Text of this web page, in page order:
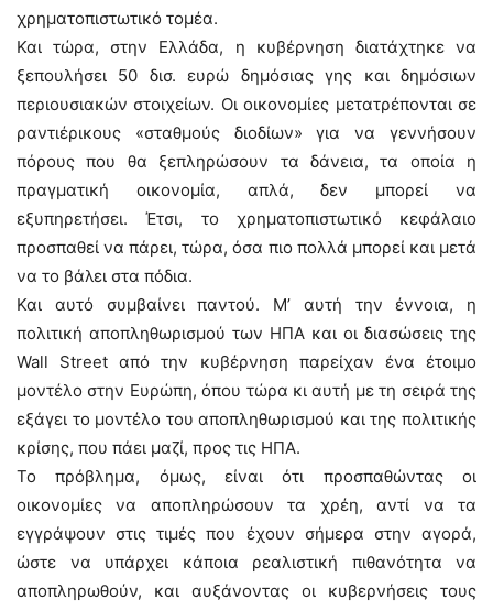
χρηματοπιστωτικό τομέα.
Και τώρα, στην Ελλάδα, η κυβέρνηση διατάχτηκε να
ξεπουλήσει 50 δισ. ευρώ δημόσιας γης και δημόσιων
περιουσιακών στοιχείων. Οι οικονομίες μετατρέπονται σε
ραντιέρικους «σταθμούς διοδίων» για να γεννήσουν
πόρους που θα ξεπληρώσουν τα δάνεια, τα οποία η
πραγματική οικονομία, απλά, δεν μπορεί να
εξυπηρετήσει. Έτσι, το χρηματοπιστωτικό κεφάλαιο
προσπαθεί να πάρει, τώρα, όσα πιο πολλά μπορεί και μετά
να το βάλει στα πόδια.
Και αυτό συμβαίνει παντού. Μ’ αυτή την έννοια, η
πολιτική αποπληθωρισμού των ΗΠΑ και οι διασώσεις της
Wall Street από την κυβέρνηση παρείχαν ένα έτοιμο
μοντέλο στην Ευρώπη, όπου τώρα κι αυτή με τη σειρά της
εξάγει το μοντέλο του αποπληθωρισμού και της πολιτικής
κρίσης, που πάει μαζί, προς τις ΗΠΑ.
Το πρόβλημα, όμως, είναι ότι προσπαθώντας οι
οικονομίες να αποπληρώσουν τα χρέη, αντί να τα
εγγράψουν στις τιμές που έχουν σήμερα στην αγορά,
ώστε να υπάρχει κάποια ρεαλιστική πιθανότητα να
αποπληρωθούν, και αυξάνοντας οι κυβερνήσεις τους